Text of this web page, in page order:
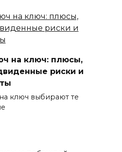
на ключ: плюсы,
риски и
ключ выбирают те